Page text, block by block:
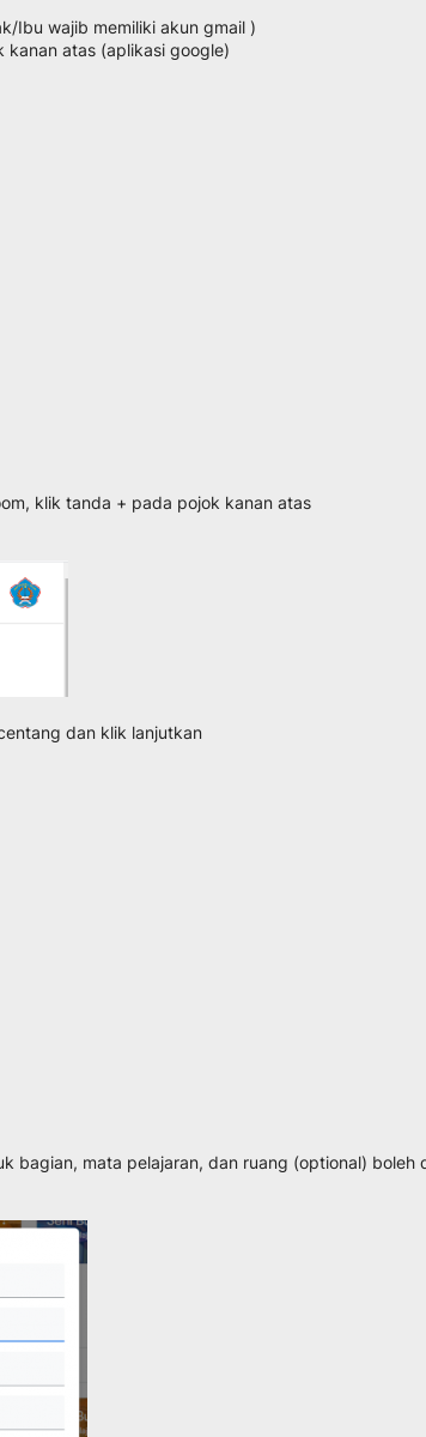
Ibu wajib memiliki akun gmail )
atas (aplikasi google)
klik tanda + pada pojok kanan atas
dan klik lanjutkan
bagian, mata pelajaran, dan ruang (optional) boleh